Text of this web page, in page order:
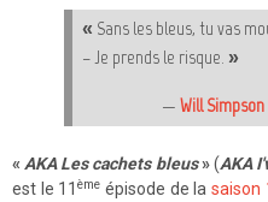
« Sans les bleus, tu vas
– Je prends le risque. »
—Will Simpson
« AKA Les cachets bleus»(AKA
est le 11ème épisode de la saison